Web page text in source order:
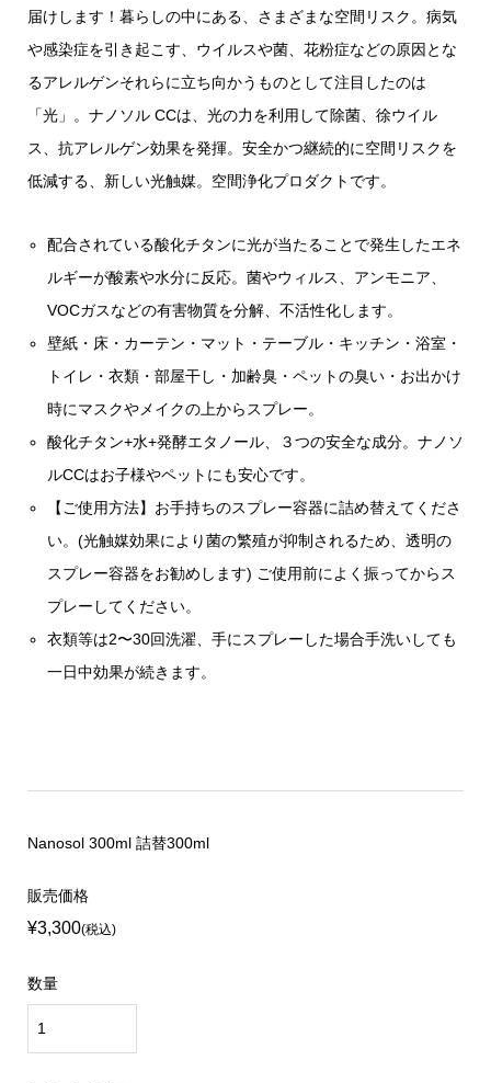
届けします！暮らしの中にある、さまざまな空間リスク。病気
や感染症を引き起こす、ウイルスや菌、花粉症などの原因とな
るアレルゲンそれらに立ち向かうものとして注目したのは
「光」。ナノソル CCは、光の力を利用して除菌、徐ウイル
ス、抗アレルゲン効果を発揮。安全かつ継続的に空間リスクを
低減する、新しい光触媒。空間浄化プロダクトです。
配合されている酸化チタンに光が当たることで発生したエネ
ルギーが酸素や水分に反応。菌やウィルス、アンモニア、
VOCガスなどの有害物質を分解、不活性化します。
壁紙・床・カーテン・マット・テーブル・キッチン・浴室・
トイレ・衣類・部屋干し・加齢臭・ペットの臭い・お出かけ
時にマスクやメイクの上からスプレー。
酸化チタン+水+発酵エタノール、３つの安全な成分。ナノソ
ルCCはお子様やペットにも安心です。
【ご使用方法】お手持ちのスプレー容器に詰め替えてくださ
い。(光触媒効果により菌の繁殖が抑制されるため、透明の
スプレー容器をお勧めします) ご使用前によく振ってからス
プレーしてください。
衣類等は2〜30回洗濯、手にスプレーした場合手洗いしても
一日中効果が続きます。
Nanosol 300ml 詰替300ml
販売価格
¥3,300(税込)
数量